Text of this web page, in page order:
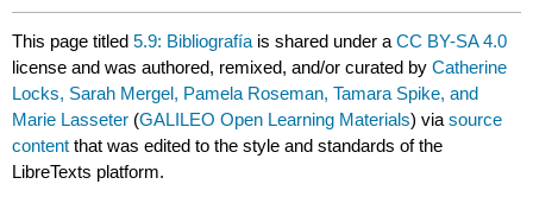
This page titled5.9: Bibliografía is shared under aCC BY-SA 4.0
license and was authored, remixed, and/or curated byCatherine
Locks, Sarah Mergel, Pamela Roseman, Tamara Spike, and
Marie Lasseter (GALILEO Open Learning Materials) viasource
content that was edited to the style and standards of the
LibreTexts platform.